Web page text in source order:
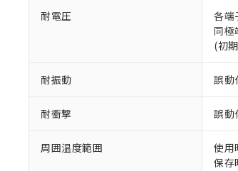
耐電圧
各端
同
(初
耐振動 誤動
耐衝撃 誤
周囲温度範囲
使用
保存